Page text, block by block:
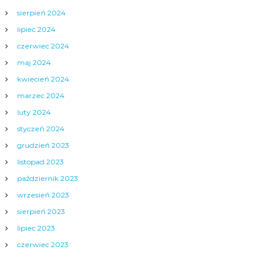
sierpień 2024
lipiec 2024
czerwiec 2024
maj 2024
kwiecień 2024
marzec 2024
luty 2024
styczeń 2024
grudzień 2023
listopad 2023
październik 2023
wrzesień 2023
sierpień 2023
lipiec 2023
czerwiec 2023